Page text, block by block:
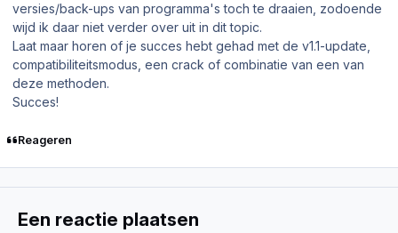
versies/back-ups van programma's toch te draaien, zodoende
wijd ik daar niet verder over uit in dit topic.
Laat maar horen of je succes hebt gehad met de v1.1-update,
compatibiliteitsmodus, een crack of combinatie van een van
deze methoden.
Succes!
Reageren
Een reactie plaatsen